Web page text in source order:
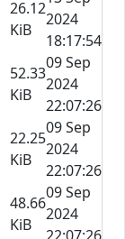
26.12
KiB
2024
18:17:54
52.33
KiB
09 Sep
2024
22:07:26
22.25
KiB
09 Sep
2024
22:07:26
48.66
KiB
09 Sep
2024
22:07:26